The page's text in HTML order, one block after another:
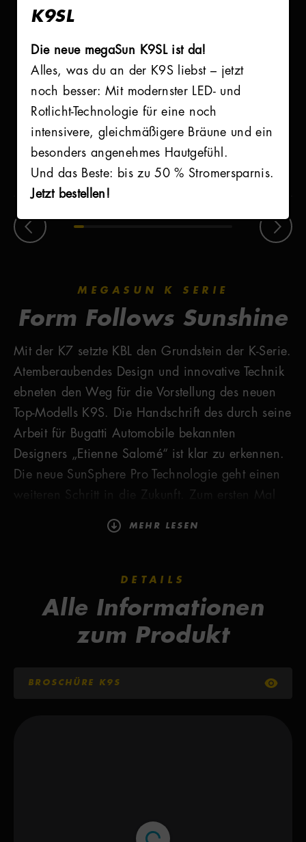
K9SL
Die neue megaSun K9SL ist da!
Alles, was du an der K9S liebst – jetzt
noch besser: Mit modernster LED- und
Rotlicht-Technologie für eine noch
intensivere, gleichmäßigere Bräune und ein
besonders angenehmes Hautgefühl.
Und das Beste: bis zu 50 % Stromersparnis.
Jetzt bestellen!
AIRBREEZE FACE AIRBREEZE BODY
MEGASUN K SERIE
Form Follows Sunshine
Mit der K7 setzte KBL den Grundstein der K-Serie.
Atemberaubendes Design und innovative Technik
ebneten den Weg für die Vorstellung des neuen
Top-Modells K9S. Die Handschrift des durch seine
Arbeit für Bugatti Automobile bekannten
Designers „Etienne Salomé“ ist klar zu erkennen.
Die neue SunSphere Pro Technologie geht einen
weiteren Schritt in die Zukunft. Zum ersten Mal
kommen UVB-LEDs in einem Solarium zum Einsatz
und ersetzen im Gesichts- und Dekolletébereich
stimmiges Gesamtpaket für ein überzeugendes
Besonnungserlebnis.
MEHR LESEN
DETAILS
Alle Informationen
zum Produkt
BROSCHÜRE K9S